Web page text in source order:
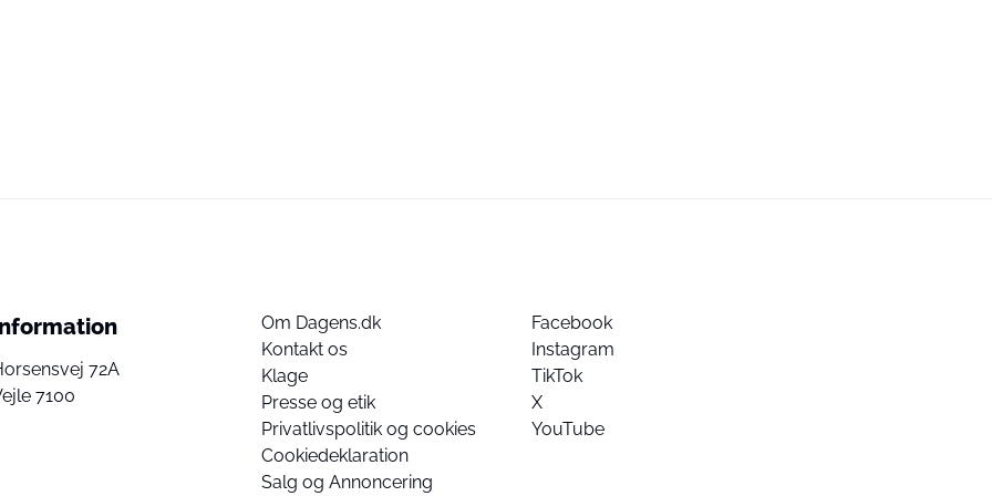
72A
7100
Om Dagens.dk
Kontakt os
Klage
Presse og etik
Privatlivspolitik og cookies
Cookiedeklaration
Salg og Annoncering
Facebook
Instagram
TikTok
X
YouTube